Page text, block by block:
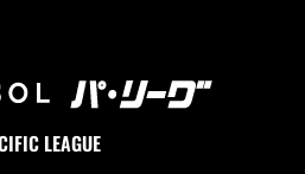
LEAGUE